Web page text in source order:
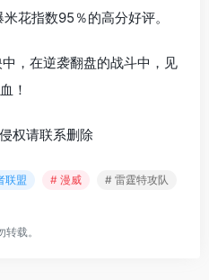
花指数95％的高分好评。
，在逆袭翻盘的战斗中，见
！
权请联系删除
联盟 # 漫威 # 雷霆特攻队
载。